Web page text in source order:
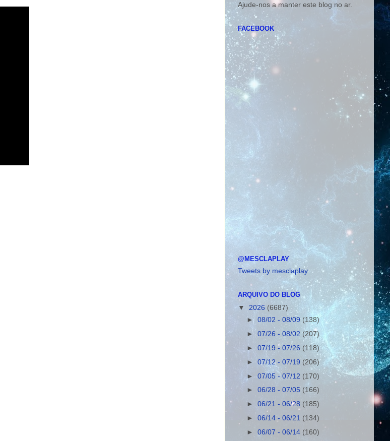
Ajude-nos a manter este blog no ar.
FACEBOOK
@MESCLAPLAY
Tweets by mesclaplay
ARQUIVO DO BLOG
▼ 2026 (6687)
►08/02 - 08/09(138)
►07/26 - 08/02(207)
►07/19 - 07/26 (118)
►07/12 - 07/19(206)
►07/05 - 07/12 (170)
►06/28 - 07/05 (166)
►06/21 - 06/28 (185)
►06/14 - 06/21 (134)
►06/07 - 06/14 (160)